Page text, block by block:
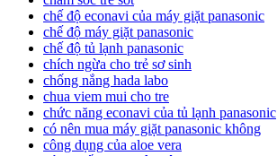
chế độ econavi của máy giặt panasonic
chế độ máy giặt panasonic
chế độ tủ lạnh panasonic
chích ngừa cho trẻ sơ sinh
chống nắng hada labo
chua viem mui cho tre
chức năng econavi của tủ lạnh panasonic
có nên mua máy giặt panasonic không
công dụng của aloe vera